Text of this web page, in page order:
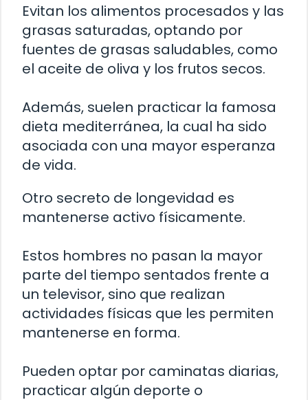
Evitan los alimentos procesados y las
grasas saturadas, optando por
fuentes de grasas saludables, como
el aceite de oliva y los frutos secos.
Además, suelen practicar la famosa
dieta mediterránea, la cual ha sido
asociada con una mayor esperanza
de vida.
Otro secreto de longevidad es
mantenerse activo físicamente.
Estos hombres no pasan la mayor
parte del tiempo sentados frente a
un televisor, sino que realizan
actividades físicas que les permiten
mantenerse en forma.
Pueden optar por caminatas diarias,
practicar algún deporte o